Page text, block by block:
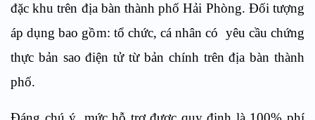
đặc khu trên địa bàn thành phố Hải Phòng. Đối tượng
áp dụng bao gồm: tổ chức, cá nhân có yêu cầu chứng
thực bản sao điện tử từ bản chính trên địa bàn thành
phố.